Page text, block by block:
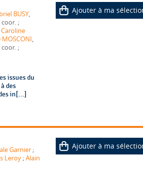
BUSY,
, coor. ;
Caroline
MOSCONI,
, coor. ;
issues du
des
in[...]
Ajouter à ma
Garnier ;
Leroy ;Alain
Ajouter à ma